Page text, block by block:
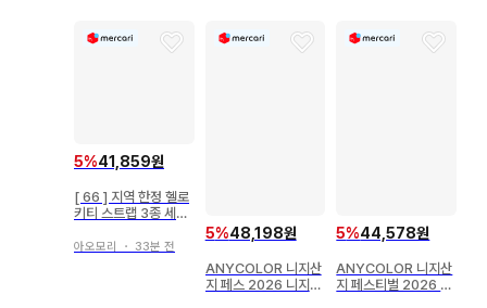
5%41,859원
[ 66 ] 지역 한정 헬로
키티 스트랩 3종 세트
아오모리 ・ 33분 전
5%48,198원
ANYCOLOR 니지산
지 페스 2026 니지산
5%44,578원
ANYCOLOR 니지산
지 페스티벌 2026 니